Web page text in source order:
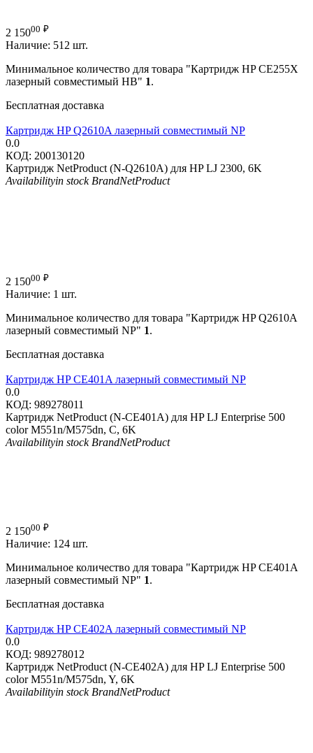
2 15000 ₽
Наличие: 512 шт.
Минимальное количество для товара "Картридж HP CE255X
лазерный совместимый HB" 1.
Бесплатная доставка
Картридж HP Q2610A лазерный совместимый NP
0.0
КОД: 200130120
Картридж NetProduct (N-Q2610A) для HP LJ 2300, 6K
Availabilityin stock BrandNetProduct
2 15000 ₽
Наличие: 1 шт.
Минимальное количество для товара "Картридж HP Q2610A
лазерный совместимый NP" 1.
Бесплатная доставка
Картридж HP CE401A лазерный совместимый NP
0.0
КОД: 989278011
Картридж NetProduct (N-CE401A) для HP LJ Enterprise 500
color M551n/M575dn, C, 6K
Availabilityin stock BrandNetProduct
2 15000 ₽
Наличие: 124 шт.
Минимальное количество для товара "Картридж HP CE401A
лазерный совместимый NP" 1.
Бесплатная доставка
Картридж HP CE402A лазерный совместимый NP
0.0
КОД: 989278012
Картридж NetProduct (N-CE402A) для HP LJ Enterprise 500
color M551n/M575dn, Y, 6K
Availabilityin stock BrandNetProduct